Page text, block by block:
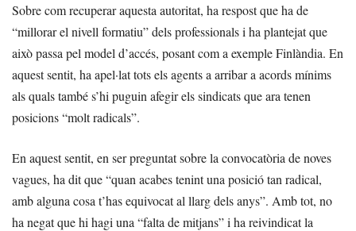
Sobre com recuperar aquesta autoritat, ha respost que ha de
“millorar el nivell formatiu” dels professionals i ha plantejat que
això passa pel model d’accés, posant com a exemple Finlàndia. En
aquest sentit, ha apel·lat tots els agents a arribar a acords mínims
als quals també s’hi puguin afegir els sindicats que ara tenen
posicions “molt radicals”.
En aquest sentit, en ser preguntat sobre la convocatòria de noves
vagues, ha dit que “quan acabes tenint una posició tan radical,
amb alguna cosa t’has equivocat al llarg dels anys”. Amb tot, no
ha negat que hi hagi una “falta de mitjans” i ha reivindicat la